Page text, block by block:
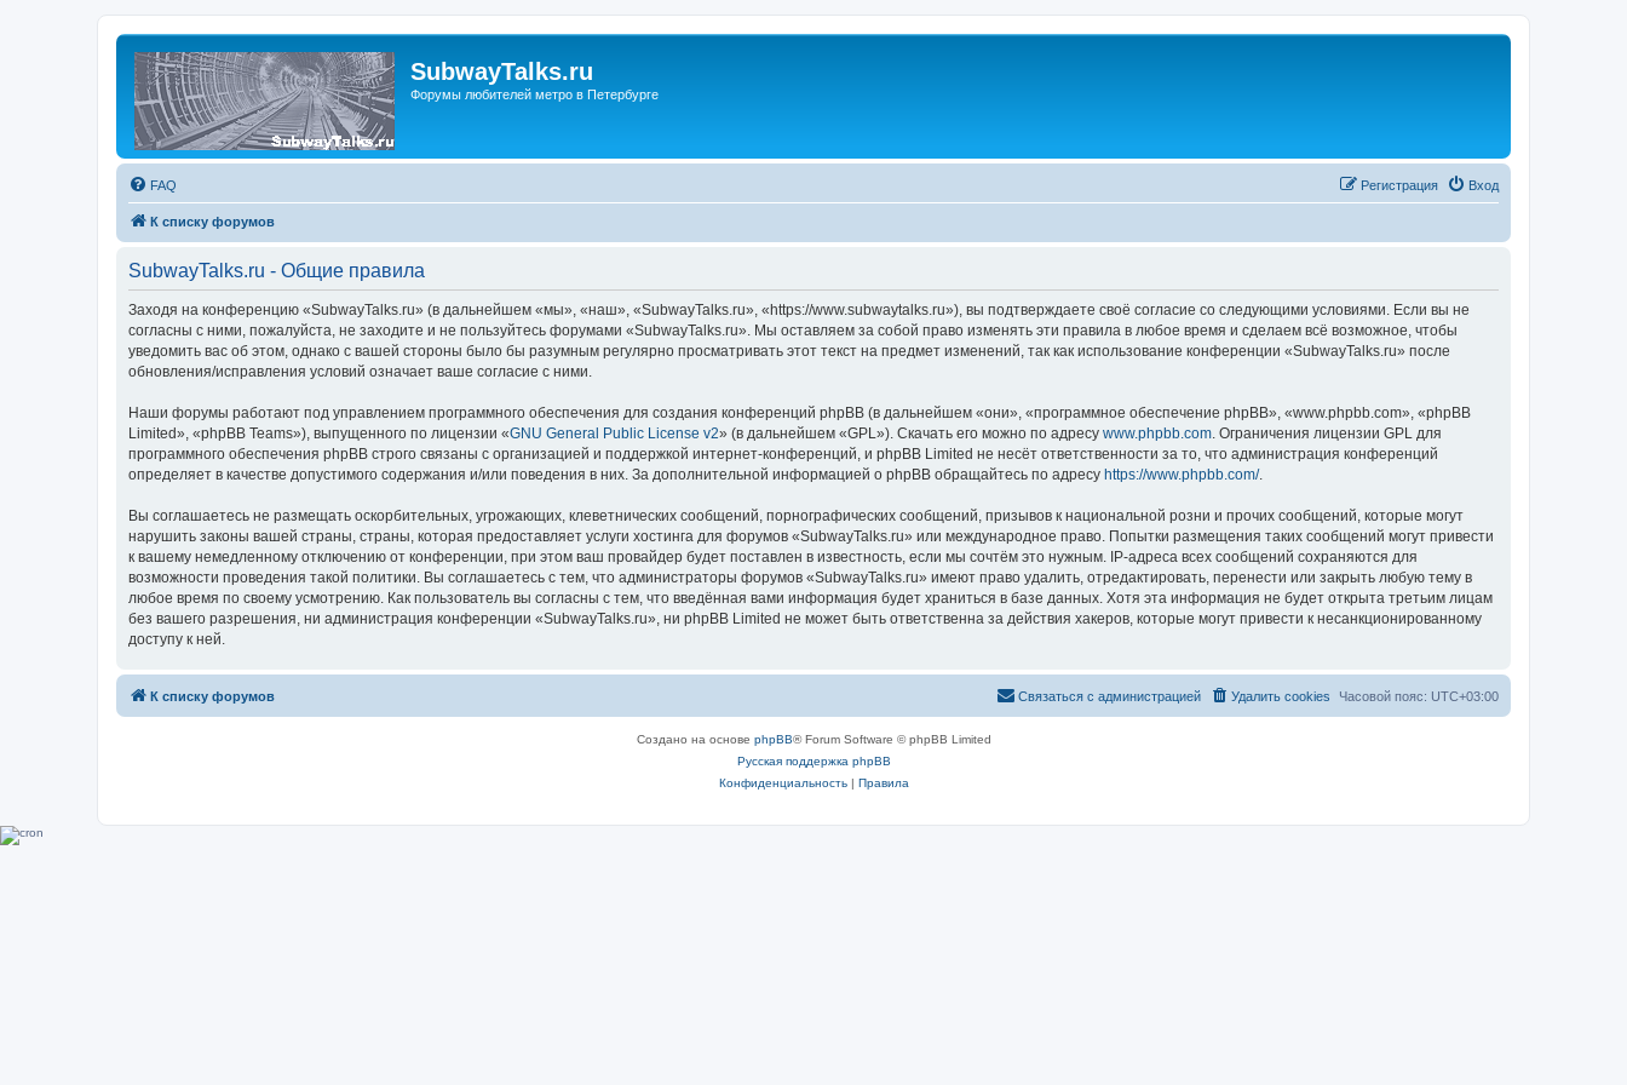
SubwayTalks.ru
Форумы любителей метро в Петербурге
FAQ Вход
Регистрация
К списку форумов
SubwayTalks.ru - Общие правила
Заходя на конференцию «SubwayTalks.ru» (в дальнейшем «мы», «наш», «SubwayTalks.ru», «https://www.subwaytalks.ru»), вы подтверждаете своё согласие со следующими условиями. Если вы не
согласны с ними, пожалуйста, не заходите и не пользуйтесь форумами «SubwayTalks.ru». Мы оставляем за собой право изменять эти правила в любое время и сделаем всё возможное, чтобы
уведомить вас об этом, однако с вашей стороны было бы разумным регулярно просматривать этот текст на предмет изменений, так как использование конференции «SubwayTalks.ru» после
обновления/исправления условий означает ваше согласие с ними.
Наши форумы работают под управлением программного обеспечения для создания конференций phpBB (в дальнейшем «они», «программное обеспечение phpBB», «www.phpbb.com», «phpBB
Limited», «phpBB Teams»), выпущенного по лицензии «GNU General Public License v2» (в дальнейшем «GPL»). Скачать его можно по адресу www.phpbb.com. Ограничения лицензии GPL для
программного обеспечения phpBB строго связаны с организацией и поддержкой интернет-конференций, и phpBB Limited не несёт ответственности за то, что администрация конференций
определяет в качестве допустимого содержания и/или поведения в них. За дополнительной информацией о phpBB обращайтесь по адресу https://www.phpbb.com/.
Вы соглашаетесь не размещать оскорбительных, угрожающих, клеветнических сообщений, порнографических сообщений, призывов к национальной розни и прочих сообщений, которые могут
нарушить законы вашей страны, страны, которая предоставляет услуги хостинга для форумов «SubwayTalks.ru» или международное право. Попытки размещения таких сообщений могут привести
к вашему немедленному отключению от конференции, при этом ваш провайдер будет поставлен в известность, если мы сочтём это нужным. IP-адреса всех сообщений сохраняются для
возможности проведения такой политики. Вы соглашаетесь с тем, что администраторы форумов «SubwayTalks.ru» имеют право удалить, отредактировать, перенести или закрыть любую тему в
любое время по своему усмотрению. Как пользователь вы согласны с тем, что введённая вами информация будет храниться в базе данных. Хотя эта информация не будет открыта третьим лицам
без вашего разрешения, ни администрация конференции «SubwayTalks.ru», ни phpBB Limited не может быть ответственна за действия хакеров, которые могут привести к несанкционированному
доступу к ней.
К списку форумов Часовой пояс: UTC+03:00
Удалить cookies
Связаться с администрацией
Создано на основе phpBB® Forum Software © phpBB Limited
Русская поддержка phpBB
Конфиденциальность| Правила